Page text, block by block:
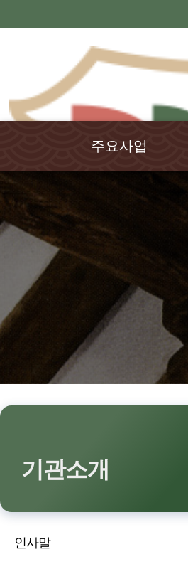
주요사업
율곡학
전통문화
기관소개
인사말